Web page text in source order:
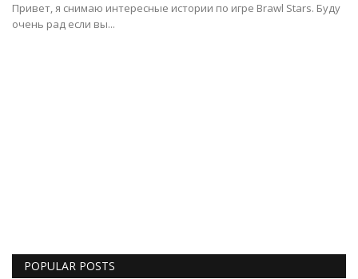
Terms & Conditions
Привет, я снимаю интересные истории по игре Brawl Stars. Буду
очень рад если вы...
POPULAR POSTS